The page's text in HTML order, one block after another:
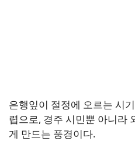
은행잎이 절정에 오르는 시
렵으로, 경주 시민뿐 아니라
게 만드는 풍경이다.